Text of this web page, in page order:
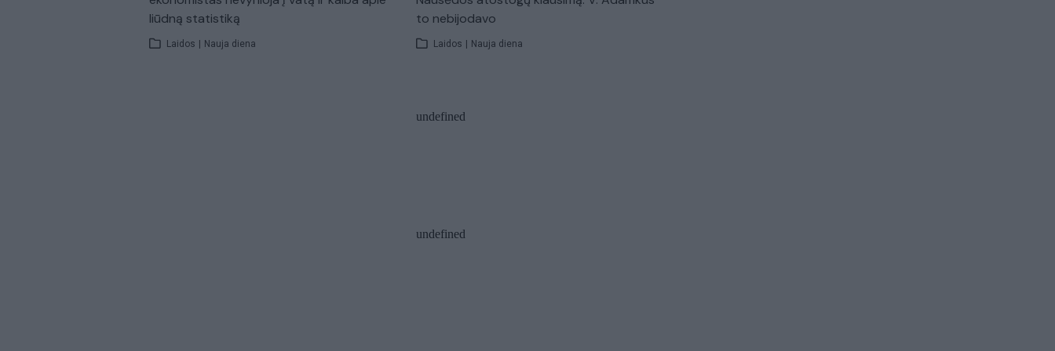
liūdną statistiką
Laidos | Nauja diena
to nebijodavo
Laidos | Nauja diena